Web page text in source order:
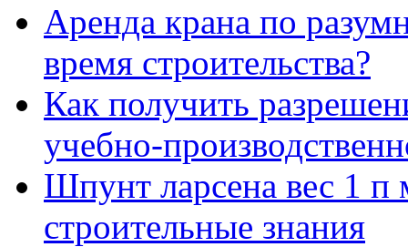
Аренда крана по
время строительства?
Как получить
учебно-
Шпунт ларсена вес 1 п
строительные знания